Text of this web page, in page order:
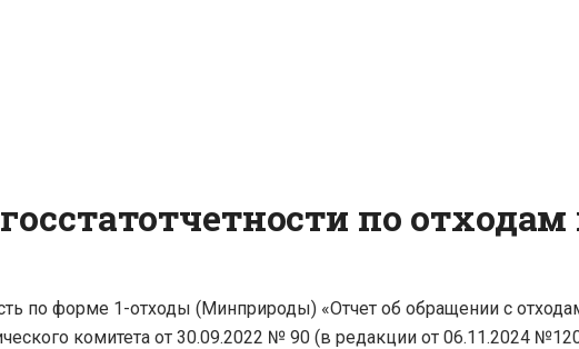
по
по форме 1-отходы (Минприроды) «Отчет об обращении с
комитета от 30.09.2022 № 90 (в редакции от 06.11.2024